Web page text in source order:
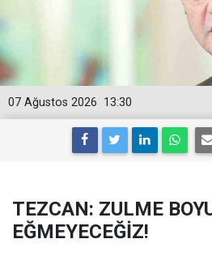
13:30
07 Ağustos 2026
TEZCAN: ZULME
EĞMEYECEĞİZ!